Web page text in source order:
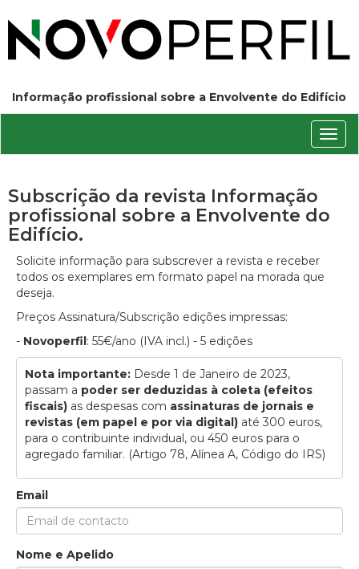
Informação profissional sobre a Envolvente do Edifício
Subscrição da revista Informação
profissional sobre a Envolvente do
Edifício.
Solicite informação para subscrever a revista e receber
todos os exemplares em formato papel na morada que
deseja.
Preços Assinatura/Subscrição edições impressas:
- Novoperfil: 55€/ano (IVA incl.) - 5 edições
Nota importante: Desde 1 de Janeiro de 2023,
passam a poder ser deduzidas à coleta (efeitos
fiscais) as despesas com assinaturas de jornais e
revistas (em papel e por via digital) até 300 euros,
para o contribuinte individual, ou 450 euros para o
agregado familiar. (Artigo 78, Alínea A, Código do IRS)
Email
Nome e Apelido